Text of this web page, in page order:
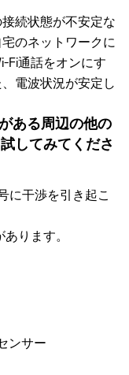
続状態が不安定な
のネットワークに
Fi通話をオンにす
電波状況が安定し
ある周辺の他の
してみてくださ
に干渉を引き起こ
ります。
ンサー